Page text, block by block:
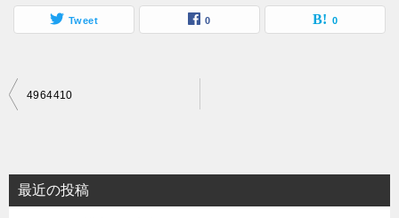
Tweet 0 0
投
ビ
ゲ
4964410
最近の投稿